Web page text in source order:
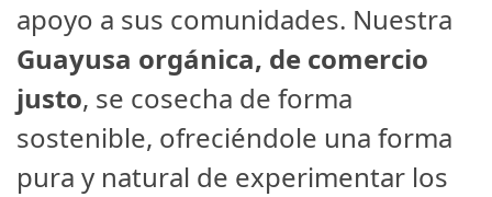
apoyo a sus comunidades. Nuestra
Guayusa orgánica, de comercio
justo, se cosecha de forma
sostenible, ofreciéndole una forma
pura y natural de experimentar los